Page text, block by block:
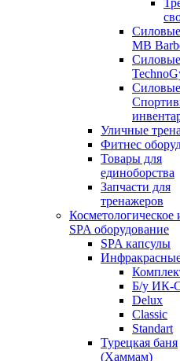
MB
Уличные
Фитнес
Товары для
единоборства
Запчасти для
тренажеров
Косметологическое
SPA оборудование
SPA капсулы
Б/у ИК-
Delux
Classic
Standart
Турецкая баня
(Хаммам)